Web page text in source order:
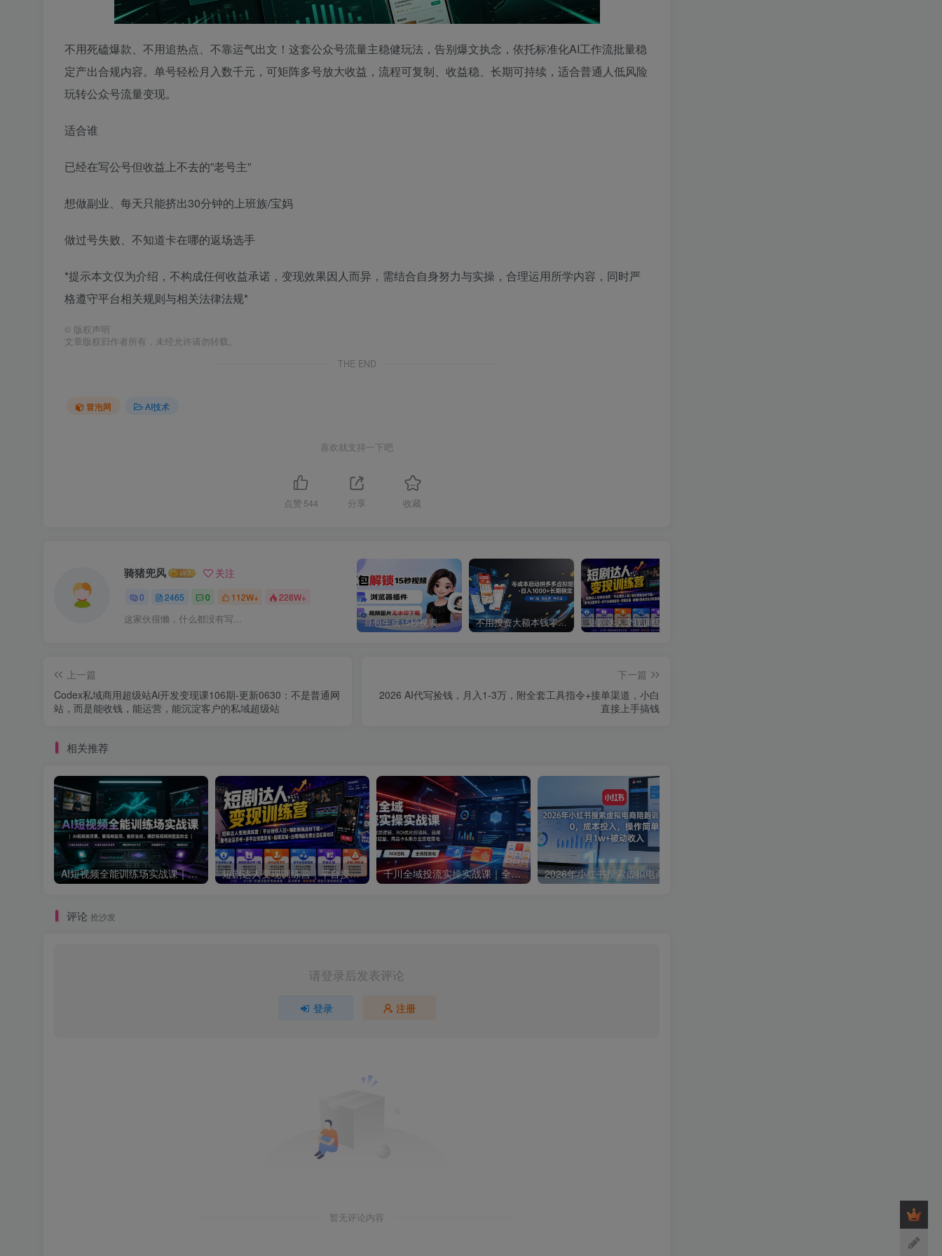
不用死磕爆款、不用追热点、不靠运气出文！这套公众号流量主稳健玩法，告别爆文执念，依托标准化AI工作流批量稳
定产出合规内容。单号轻松月入数千元，可矩阵多号放大收益，流程可复制、收益稳、长期可持续，适合普通人低风险
玩转公众号流量变现。
适合谁
已经在写公号但收益上不去的”老号主”
想做副业、每天只能挤出30分钟的上班族/宝妈
做过号失败、不知道卡在哪的返场选手
*提示本文仅为介绍，不构成任何收益承诺，变现效果因人而异，需结合自身努力与实操，合理运用所学内容，同时严
格遵守平台相关规则与相关法律法规*
© 版权声明
文章版权归作者所有，未经允许请勿转载。
THE END
冒泡网 AI技术
喜欢就支持一下吧
点赞 544 分享 收藏
骑猪兜风 关注
0 2465 0 112W+ 228W+
这家伙很懒，什么都没有写... 豆包生成15秒视频——浏览器插件：豆包/Dola 视频图片无水印下载 + 解锁15秒视频生成 不用投资大额本钱零成本启动，做拼多多虚拟矩阵，长期稳定！轻松维持日入 1000
上一篇
Codex私域商用超级站Ai开发变现课106期-更新0630：不是普通网
站，而是能收钱，能运营，能沉淀客户的私域超级站
下一篇
2026 AI代写捡钱，月入1-3万，附全套工具指令+接单渠道，小白
直接上手搞钱
相关推荐
AI短视频全能训练场实战课｜AI视频换背景、首尾帧复用、音频生成、爆款短视频完整复刻全套实操教学 短剧达人变现训练营｜平台授权入驻+爆款剧集选材下载+账号运营养号+多平台挂载发布+剪辑实操+违规问题处理全流程落地课 千川全域投流实操实战课｜全域流量底层逻辑、ROI优化控消耗、品牌推广、新号起量、商品卡&乘方全流程落地
评论 抢沙发
请登录后发表评论
登录 注册
暂无评论内容